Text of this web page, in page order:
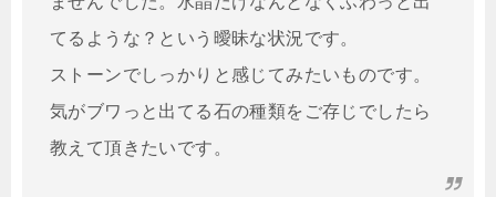
てるような？という曖昧な状況です。
ストーンでしっかりと感じてみたいものです。
気がブワっと出てる石の種類をご存じでしたら
教えて頂きたいです。